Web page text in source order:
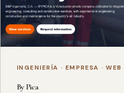
INGENIERÍA · EMPRESA · WEB
By Pica